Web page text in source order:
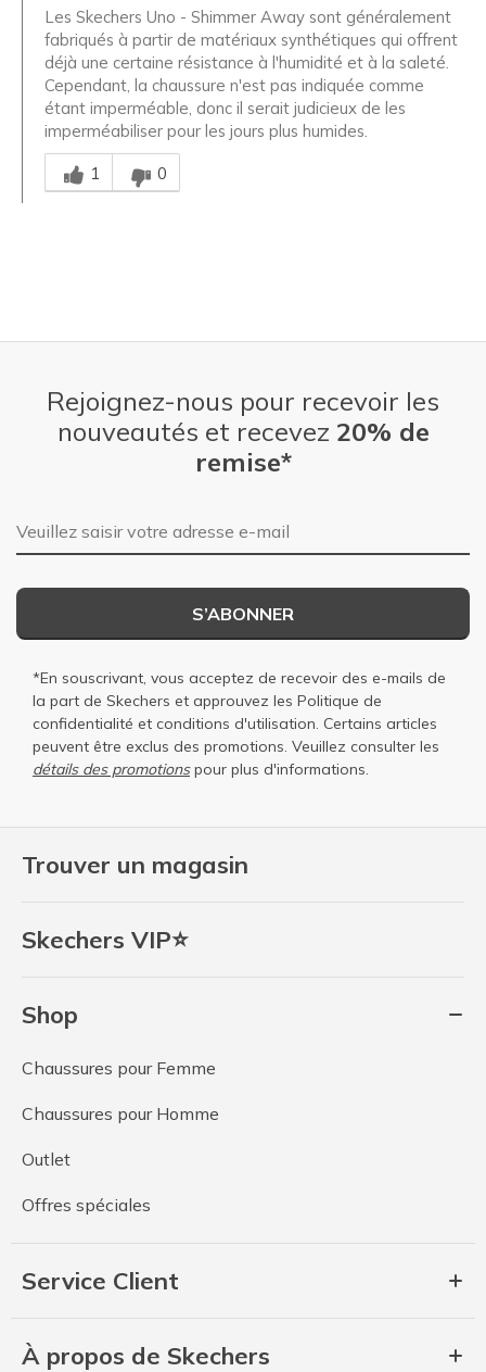
Les Skechers Uno - Shimmer Away sont généralement
fabriqués à partir de matériaux synthétiques qui offrent
déjà une certaine résistance à l'humidité et à la saleté.
Cependant, la chaussure n'est pas indiquée comme
étant imperméable, donc il serait judicieux de les
imperméabiliser pour les jours plus humides.
Chinois
1
0
Trouver un magasin
Skechers VIP⭐
Shop
Chaussures pour Femme
Chaussures pour Homme
Outlet
Offres spéciales
Service Client
À propos de Skechers
Rejoignez-nous pour recevoir les
nouveautés et recevez 20% de
remise*
Adresse e-mail
S’ABONNER
*En souscrivant, vous acceptez de recevoir des e-mails de
la part de Skechers et approuvez les Politique de
confidentialité et conditions d'utilisation. Certains articles
peuvent être exclus des promotions. Veuillez consulter les
détails des promotionspour plus d'informations.